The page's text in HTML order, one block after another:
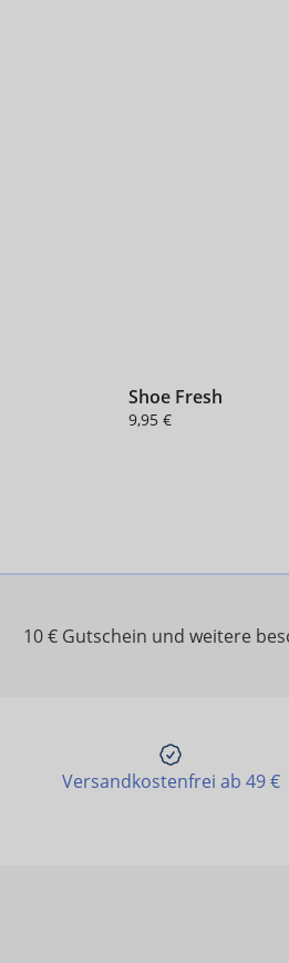
Shoe Fresh
9,95 €
10 € Gutschein und weitere
Versandkostenfrei ab 49 €